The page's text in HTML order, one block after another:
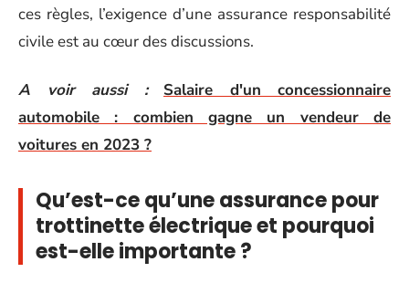
ces règles, l’exigence d’une assurance responsabilité
civile est au cœur des discussions.
A voir aussi :
Salaire d'un concessionnaire
automobile : combien gagne un vendeur de
voitures en 2023 ?
Qu’est-ce qu’une assurance pour
trottinette électrique et pourquoi
est-elle importante ?